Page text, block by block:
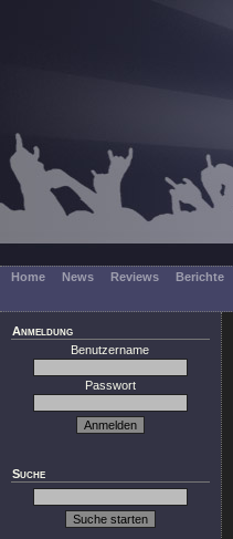
Home News Reviews Berichte
Anmeldung
Benutzername
Passwort
Suche